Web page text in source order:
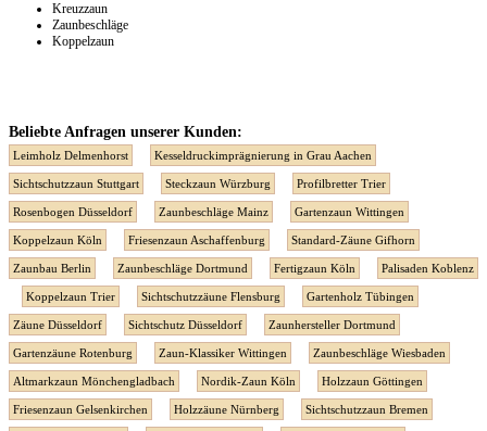
Kreuzzaun
Zaunbeschläge
Koppelzaun
Beliebte Anfragen unserer Kunden:
Leimholz Delmenhorst Kesseldruckimprägnierung in Grau Aachen
Sichtschutzzaun Stuttgart Steckzaun Würzburg Profilbretter Trier
Rosenbogen Düsseldorf Zaunbeschläge Mainz Gartenzaun Wittingen
Koppelzaun Köln Friesenzaun Aschaffenburg Standard-Zäune Gifhorn
Zaunbau Berlin Zaunbeschläge Dortmund Fertigzaun Köln Palisaden Koblenz
Koppelzaun Trier Sichtschutzzäune Flensburg Gartenholz Tübingen
Zäune Düsseldorf Sichtschutz Düsseldorf Zaunhersteller Dortmund
Gartenzäune Rotenburg Zaun-Klassiker Wittingen Zaunbeschläge Wiesbaden
Altmarkzaun Mönchengladbach Nordik-Zaun Köln Holzzaun Göttingen
Friesenzaun Gelsenkirchen Holzzäune Nürnberg Sichtschutzzaun Bremen